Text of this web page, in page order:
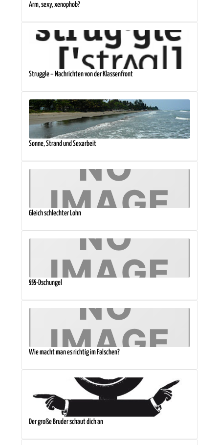
Arm, sexy, xenophob?
Struggle – Nachrichten von der Klassenfront
Sonne, Strand und Sexarbeit
Gleich schlechter Lohn
§§§-Dschungel
Wie macht man es richtig im Falschen?
Der große Bruder schaut dich an